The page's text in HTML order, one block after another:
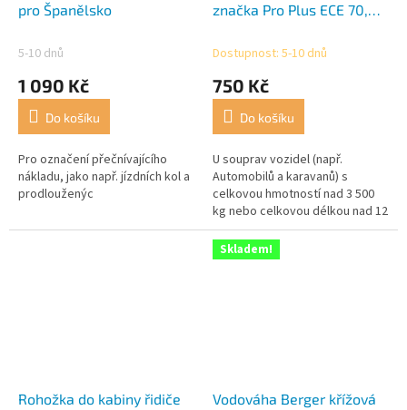
pro Španělsko
5-10 dnů
1 090 Kč
Do košíku
Pro označení přečnívajícího
nákladu, jako např. jízdních kol a
prodlouženýc
značka Pro Plus ECE 70,
Dostupnost: 5-10 dnů
750 Kč
Do košíku
U souprav vozidel (např.
Automobilů a karavanů) s
celkovou hmotností nad 3 500
kg nebo celkovou délkou nad 12
m, zejména ve Španělsku, musí
být zadní část vozidla
označena...
Rohožka do kabiny řidiče
Skladem!
Vodováha Berger křížová